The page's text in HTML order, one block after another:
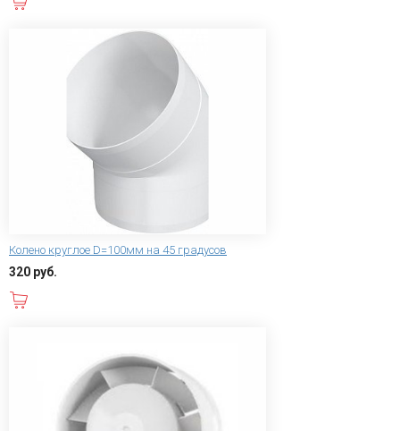
Колено круглое D=100мм на 45 градусов
320 руб.